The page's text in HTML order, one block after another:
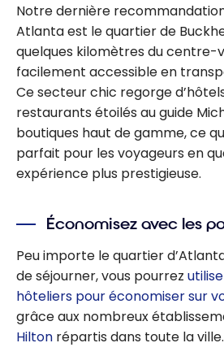
Notre dernière
Atlanta est le quartier de
quelques kilomètres du centre-
facilement accessible en
Ce secteur chic regorge
restaurants étoilés au guide
boutiques haut de gamme, ce
parfait pour les voyageurs en
expérience plus prestigieuse.
Économisez avec les
Peu importe le quartier
de séjourner, vous pourrez
hôteliers pour économiser sur
grâce aux nombreux
Hilton répartis dans toute la ville.